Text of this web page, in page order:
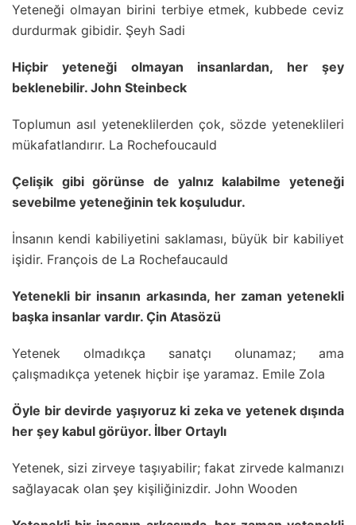
Yeteneği olmayan birini terbiye etmek, kubbede ceviz
durdurmak gibidir. Şeyh Sadi
Hiçbir yeteneği olmayan insanlardan, her şey
beklenebilir. John Steinbeck
Toplumun asıl yeteneklilerden çok, sözde yeteneklileri
mükafatlandırır. La Rochefoucauld
Çelişik gibi görünse de yalnız kalabilme yeteneği
sevebilme yeteneğinin tek koşuludur.
İnsanın kendi kabiliyetini saklaması, büyük bir kabiliyet
işidir. François de La Rochefaucauld
Yetenekli bir insanın arkasında, her zaman yetenekli
başka insanlar vardır. Çin Atasözü
Yetenek olmadıkça sanatçı olunamaz; ama
çalışmadıkça yetenek hiçbir işe yaramaz. Emile Zola
Öyle bir devirde yaşıyoruz ki zeka ve yetenek dışında
her şey kabul görüyor. İlber Ortaylı
Yetenek, sizi zirveye taşıyabilir; fakat zirvede kalmanızı
sağlayacak olan şey kişiliğinizdir. John Wooden